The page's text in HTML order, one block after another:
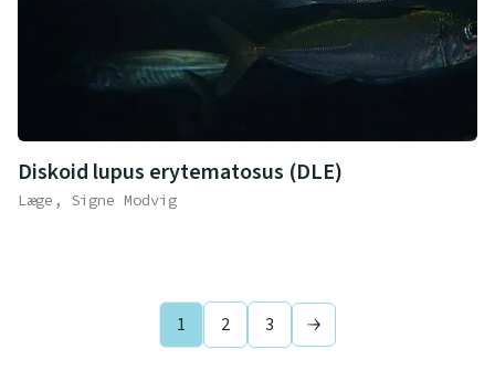
Diskoid lupus erytematosus (DLE)
Læge, Signe Modvig
1 2 3 Next page